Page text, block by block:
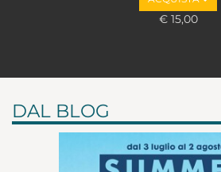
€ 15,00
DAL BLOG